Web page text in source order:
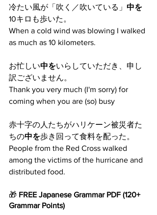
冷たい風が「吹く／吹いている」 中を
10キロも歩いた。
When a cold wind was blowing I walked
as much as 10 kilometers.
お忙しい中をいらしていただき、申し
訳ございません。
Thank you very much (I'm sorry) for
coming when you are (so) busy
赤十字の人たちがハリケーン被災者た
ちの中を歩き回って食料を配った。
People from the Red Cross walked
among the victims of the hurricane and
distributed food.
🎁 FREE Japanese Grammar PDF (120+
Grammar Points)